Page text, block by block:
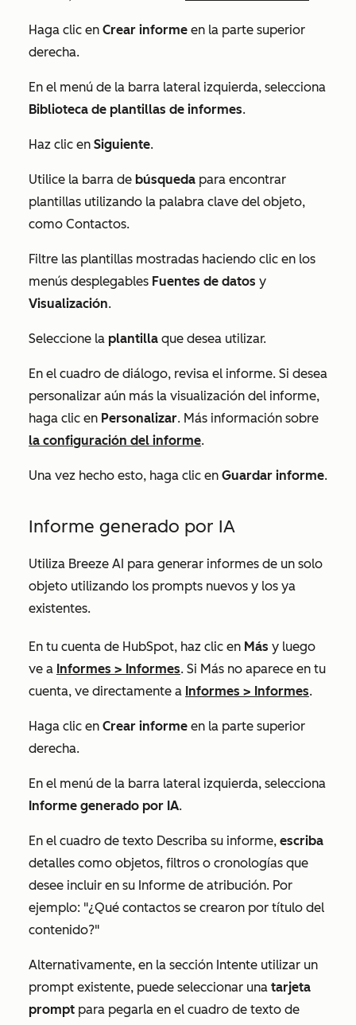
Haga clic en Crear informe en la parte superior
derecha.
En el menú de la barra lateral izquierda, selecciona
Biblioteca de plantillas de informes.
Haz clic en Siguiente.
Utilice la barra de búsqueda para encontrar
plantillas utilizando la palabra clave del objeto,
como Contactos.
Filtre las plantillas mostradas haciendo clic en los
menús desplegables Fuentes de datos y
Visualización.
Seleccione la plantilla que desea utilizar.
En el cuadro de diálogo, revisa el informe. Si desea
personalizar aún más la visualización del informe,
haga clic en Personalizar. Más información sobre
la configuración del informe.
Una vez hecho esto, haga clic en Guardar informe.
Informe generado por IA
Utiliza Breeze AI para generar informes de un solo
objeto utilizando los prompts nuevos y los ya
existentes.
En tu cuenta de HubSpot, haz clic en Más y luego
ve a Informes > Informes. Si Más no aparece en tu
cuenta, ve directamente a Informes > Informes.
Haga clic en Crear informe en la parte superior
derecha.
En el menú de la barra lateral izquierda, selecciona
Informe generado por IA.
En el cuadro de texto Describa su informe, escriba
detalles como objetos, filtros o cronologías que
desee incluir en su Informe de atribución. Por
ejemplo: "¿Qué contactos se crearon por título del
contenido?"
Alternativamente, en la sección Intente utilizar un
prompt existente, puede seleccionar una tarjeta
prompt para pegarla en el cuadro de texto de